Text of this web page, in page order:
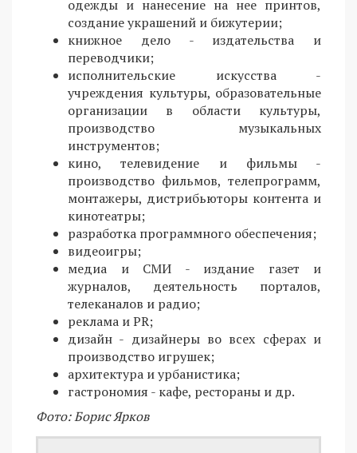
одежды и нанесение на нее принтов,
создание украшений и бижутерии;
книжное дело - издательства и
переводчики;
исполнительские искусства -
учреждения культуры, образовательные
организации в области культуры,
производство музыкальных
инструментов;
кино, телевидение и фильмы -
производство фильмов, телепрограмм,
монтажеры, дистрибьюторы контента и
кинотеатры;
разработка программного обеспечения;
видеоигры;
медиа и СМИ - издание газет и
журналов, деятельность порталов,
телеканалов и радио;
реклама и PR;
дизайн - дизайнеры во всех сферах и
производство игрушек;
архитектура и урбанистика;
гастрономия - кафе, рестораны и др.
Фото: Борис Ярков